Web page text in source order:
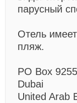
парусный
Отель
пляж.
PO Box 9255
Dubai
United Arab